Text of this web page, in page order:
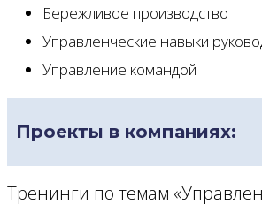
Бережливое производство
Управленческие навыки
Управление командой
Проекты в компаниях:
Тренинги по темам